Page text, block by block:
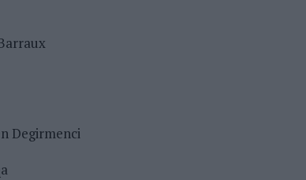
SEMESTRE HASTA LOS 196 MILLONES DE EUROS
INSPIRADA EN CORNETTO, CALIPPO Y SOLERO
Degirmenci